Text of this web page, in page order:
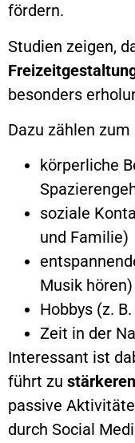
fördern.
Studien zeigen,
besonders
Dazu zählen zum
körperliche
soziale
und Familie)
Musik hören)
Hobbys (z.
Zeit in der
Interessant ist
führt zu
passive
durch Social